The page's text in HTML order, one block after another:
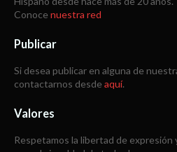
Conoce nuestra red
Publicar
Si desea publicar en alguna de
contactarnos desde aquí.
Valores
Respetamos la libertad de expresión